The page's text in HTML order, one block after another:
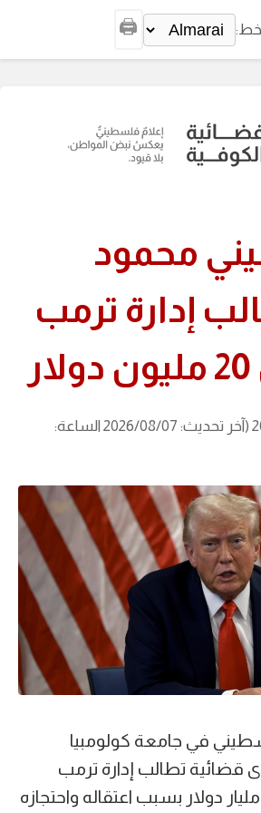
🖨️
محمود
إدارة ترمب
نشر بتاريخ: 2025/07/11 (آخر تحديث: 2026/08/07 الساعة:
في جامعة كولومبيا
قضائية تطالب إدارة ترمب
بتعويض قدره 20 مليار دولار بسبب اعتقاله واحتجازه